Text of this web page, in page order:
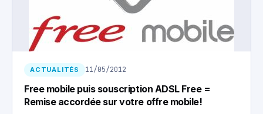
ACTUALITÉS 11/05/2012
Free mobile puis souscription ADSL Free =
Remise accordée sur votre offre mobile!